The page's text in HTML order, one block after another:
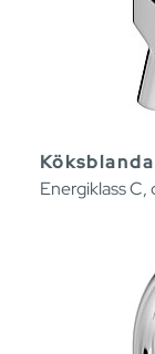
Energiklass